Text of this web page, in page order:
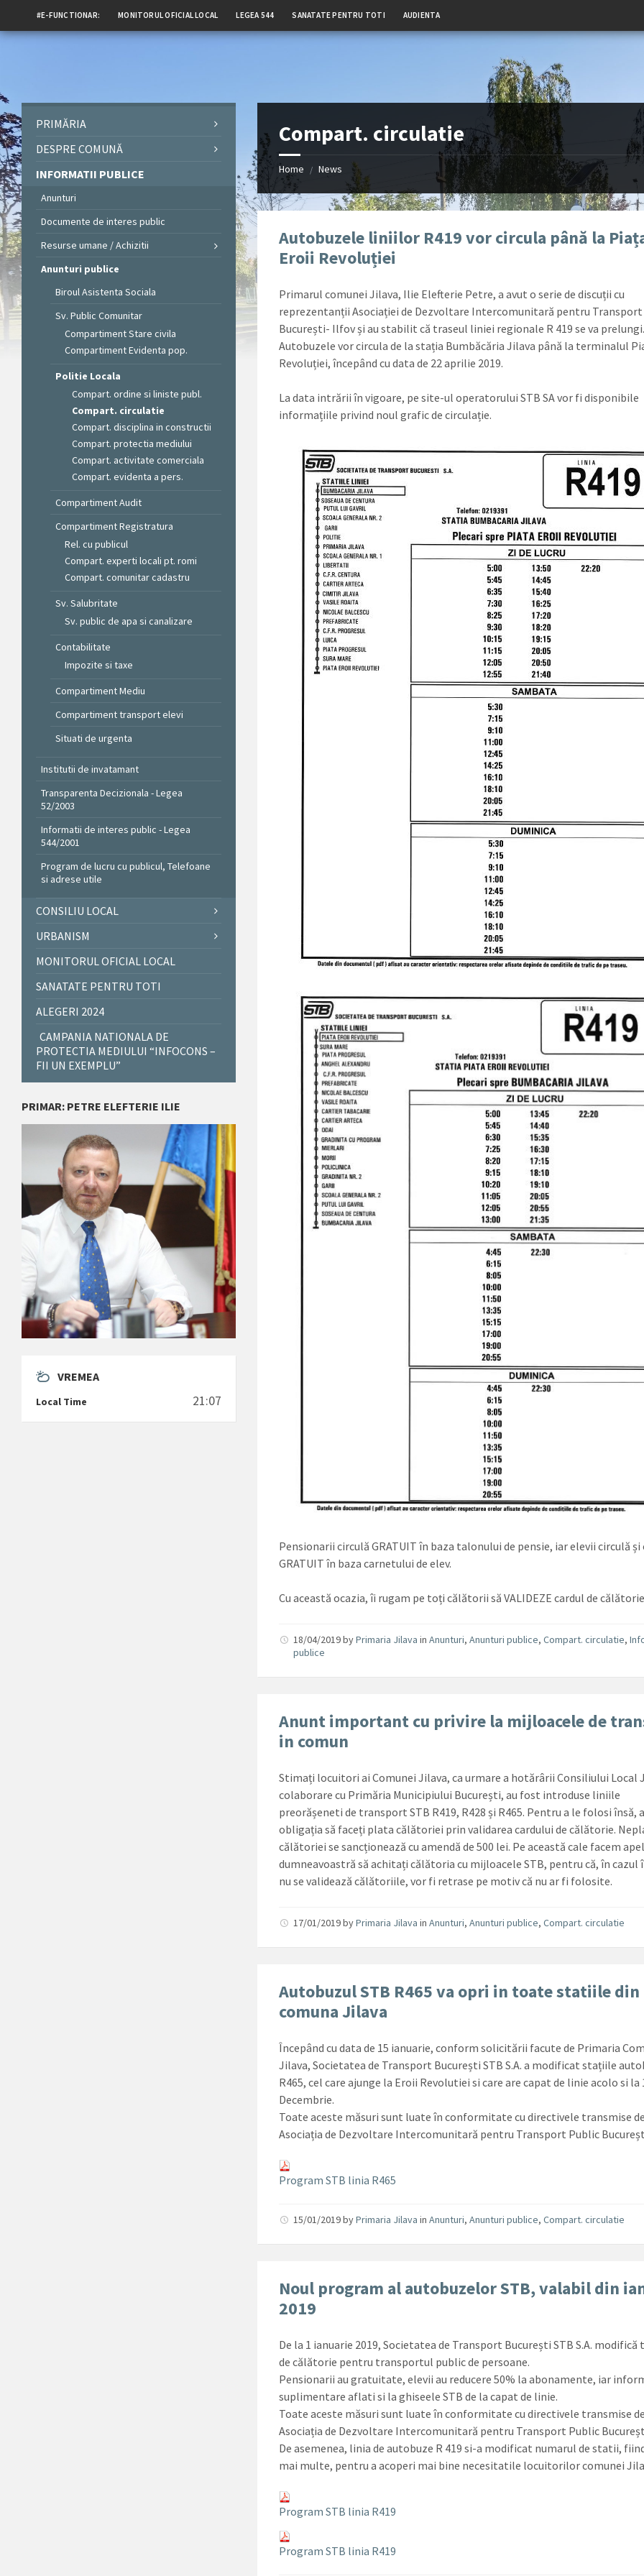
#E-FUNCTIONAR: MONITORUL OFICIAL LOCAL LEGEA 544 SANATATE PENTRU TOTI AUDIENTA
Compart. circulatie
Home / News
Autobuzele liniilor R419 vor circula până la
Eroii Revoluției
Primarul comunei Jilava, Ilie Elefterie Petre, a avut o serie de discuții cu
reprezentanții Asociației de Dezvoltare Intercomunitară pentru
București- Ilfov și au stabilit că traseul liniei regionale R 419 se va
Autobuzele vor circula de la stația Bumbăcăria Jilava până la terminalul
Revoluției, începând cu data de 22 aprilie 2019.
La data intrării în vigoare, pe site-ul operatorului STB SA vor fi disponibile
informațiile privind noul grafic de circulație.
Pensionarii circulă GRATUIT în baza talonului de pensie, iar elevii circulă și
GRATUIT în baza carnetului de elev.
Cu această ocazia, îi rugam pe toți călătorii să VALIDEZE cardul de
18/04/2019byPrimaria Jilava inAnunturi,Anunturi publice,Compart. circulatie,
publice
Anunt important cu privire la mijloacele de
in comun
Stimați locuitori ai Comunei Jilava, ca urmare a hotărârii Consiliului Local
colaborare cu Primăria Municipiului București, au fost introduse liniile
preorășeneti de transport STB R419, R428 și R465. Pentru a le folosi însă,
obligația să faceți plata călătoriei prin validarea cardului de călătorie.
călătoriei se sancționează cu amendă de 500 lei. Pe această cale facem
dumneavoastră să achitați călătoria cu mijloacele STB, pentru că, în cazul
nu se validează călătoriile, vor fi retrase pe motiv că nu ar fi folosite.
17/01/2019byPrimaria Jilava inAnunturi,Anunturi publice,Compart. circulatie
Autobuzul STB R465 va opri in toate statiile din
comuna Jilava
Începând cu data de 15 ianuarie, conform solicitării facute de Primaria
Jilava, Societatea de Transport București STB S.A. a modificat stațiile
R465, cel care ajunge la Eroii Revolutiei si care are capat de linie acolo si la
Decembrie.
Toate aceste măsuri sunt luate în conformitate cu directivele transmise
Asociația de Dezvoltare Intercomunitară pentru Transport Public
Program STB linia R465
15/01/2019byPrimaria Jilava inAnunturi,Anunturi publice,Compart. circulatie
Noul program al autobuzelor STB, valabil din
2019
De la 1 ianuarie 2019, Societatea de Transport București STB S.A.
de călătorie pentru transportul public de persoane.
Pensionarii au gratuitate, elevii au reducere 50% la abonamente, iar
suplimentare aflati si la ghiseele STB de la capat de linie.
Toate aceste măsuri sunt luate în conformitate cu directivele transmise
Asociația de Dezvoltare Intercomunitară pentru Transport Public
De asemenea, linia de autobuze R 419 si-a modificat numarul de statii,
mai multe, pentru a acoperi mai bine necesitatile locuitorilor comunei
Program STB linia R419
Program STB linia R419
PRIMĂRIA
DESPRE COMUNĂ
INFORMATII PUBLICE
Anunturi
Documente de interes public
Resurse umane / Achizitii
Anunturi publice
Biroul Asistenta Sociala
Sv. Public Comunitar
Compartiment Stare civila
Compartiment Evidenta pop.
Politie Locala
Compart. ordine si liniste publ.
Compart. circulatie
Compart. disciplina in constructii
Compart. protectia mediului
Compart. activitate comerciala
Compart. evidenta a pers.
Compartiment Audit
Compartiment Registratura
Rel. cu publicul
Compart. experti locali pt. romi
Compart. comunitar cadastru
Sv. Salubritate
Sv. public de apa si canalizare
Contabilitate
Impozite si taxe
Compartiment Mediu
Compartiment transport elevi
Situati de urgenta
Institutii de invatamant
Transparenta Decizionala - Legea
52/2003
Informatii de interes public - Legea
544/2001
Program de lucru cu publicul, Telefoane
si adrese utile
CONSILIU LOCAL
URBANISM
MONITORUL OFICIAL LOCAL
SANATATE PENTRU TOTI
ALEGERI 2024
CAMPANIA NATIONALA DE
PROTECTIA MEDIULUI “INFOCONS –
FII UN EXEMPLU”
PRIMAR: PETRE ELEFTERIE ILIE
VREMEA
Local Time 21:07